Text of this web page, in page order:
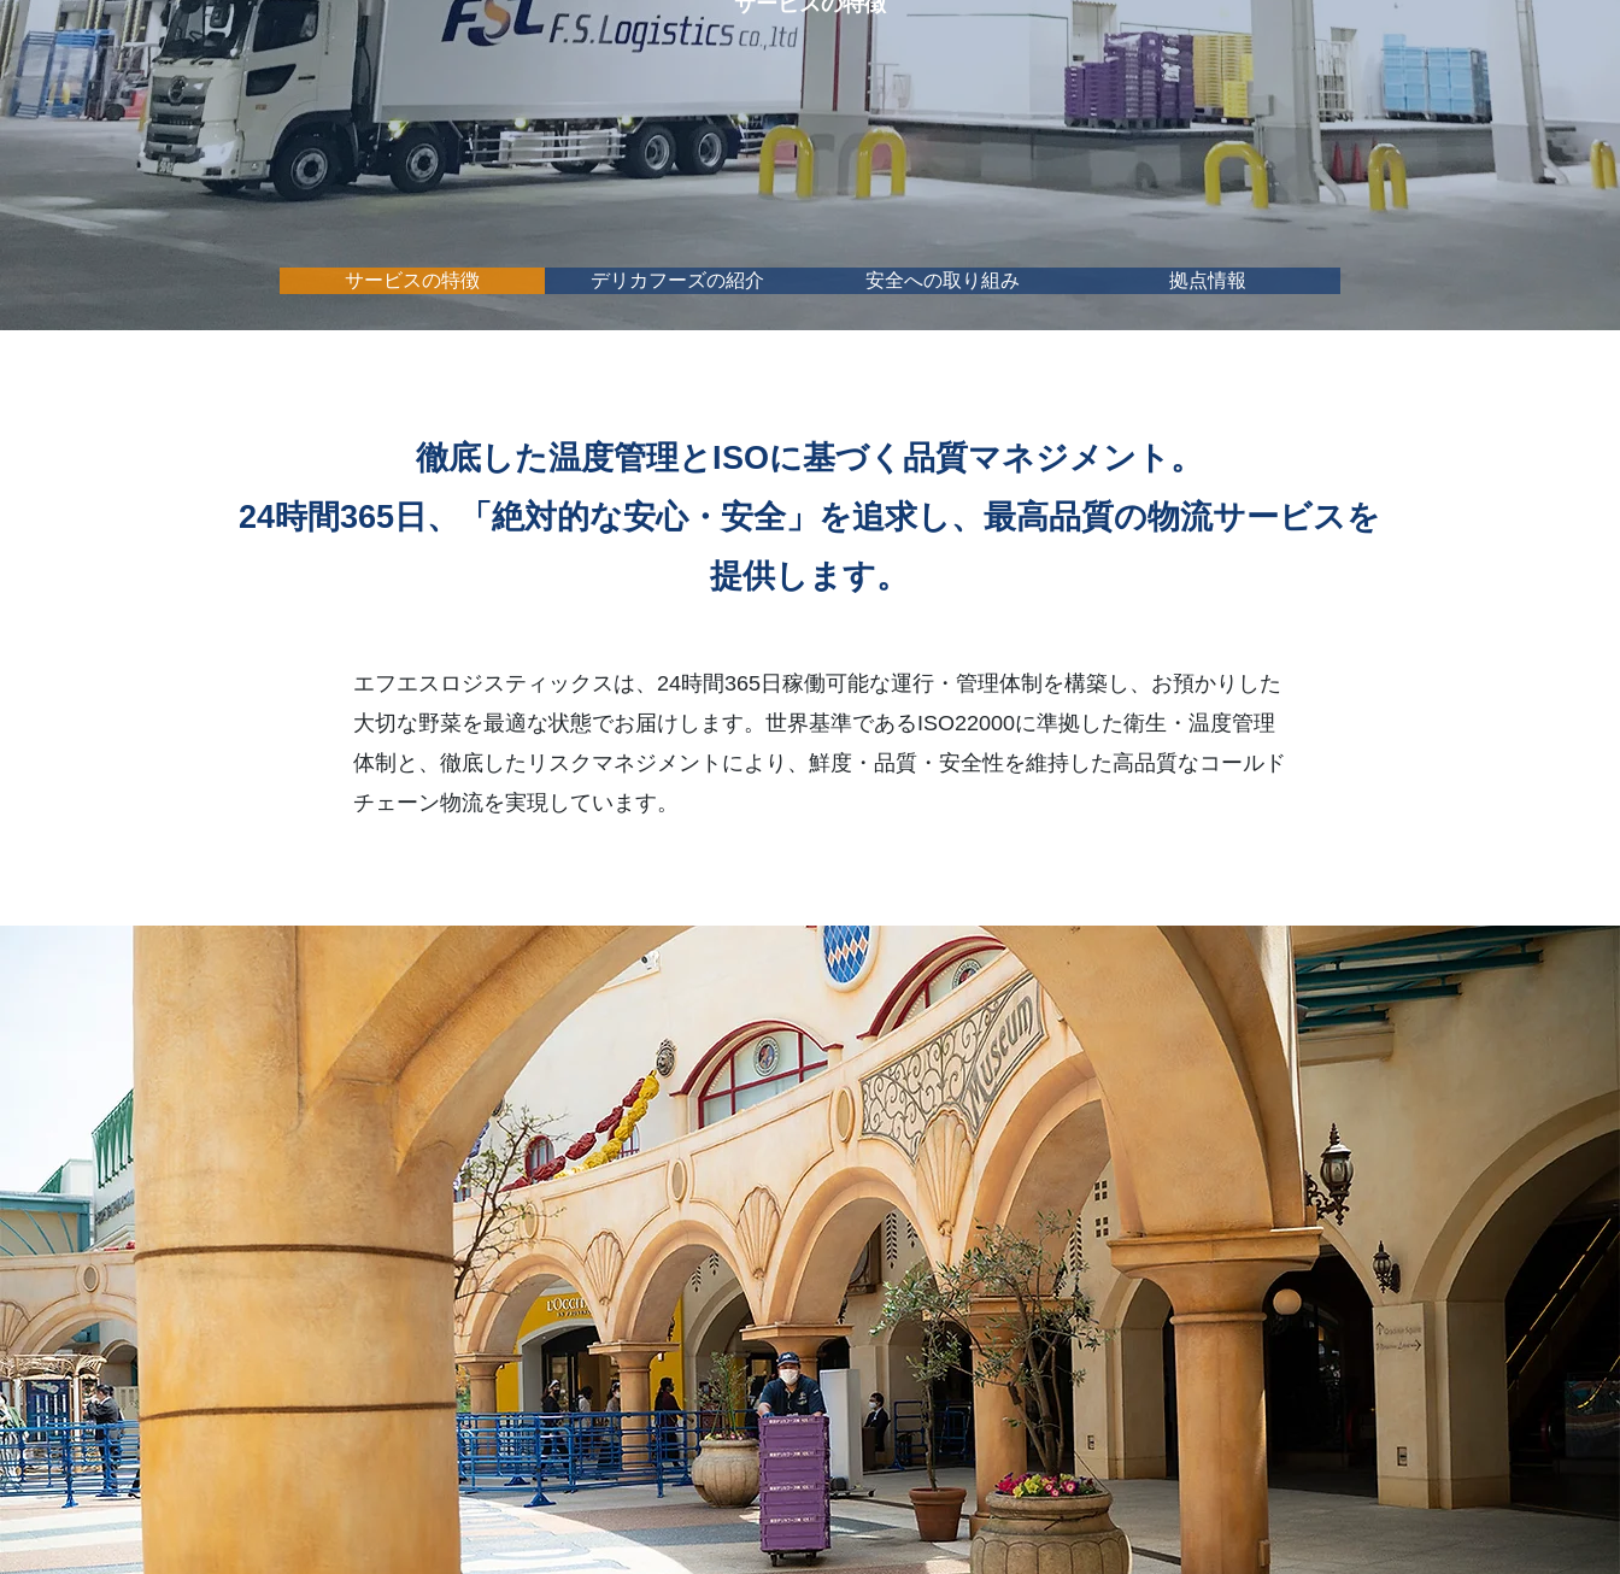
サービスの特徴 デリカフーズの紹介 安全への取り組み 拠点情報
徹底した温度管理とISOに基づく品質マネジメント。
24時間365日、「絶対的な安心・安全」を追求し、最高品質の物流サービスを
提供します。
エフエスロジスティックスは、24時間365日稼働可能な運行・管理体制を構築し、お預かりした
大切な野菜を最適な状態でお届けします。世界基準であるISO22000に準拠した衛生・温度管理
体制と、徹底したリスクマネジメントにより、鮮度・品質・安全性を維持した高品質なコールド
チェーン物流を実現しています。